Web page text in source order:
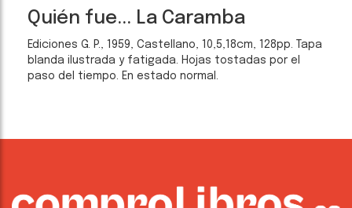
Quién fue... La Caramba
Ediciones G. P., 1959, Castellano, 10,5,18cm, 128pp. Tapa
blanda ilustrada y fatigada. Hojas tostadas por el
paso del tiempo. En estado normal.